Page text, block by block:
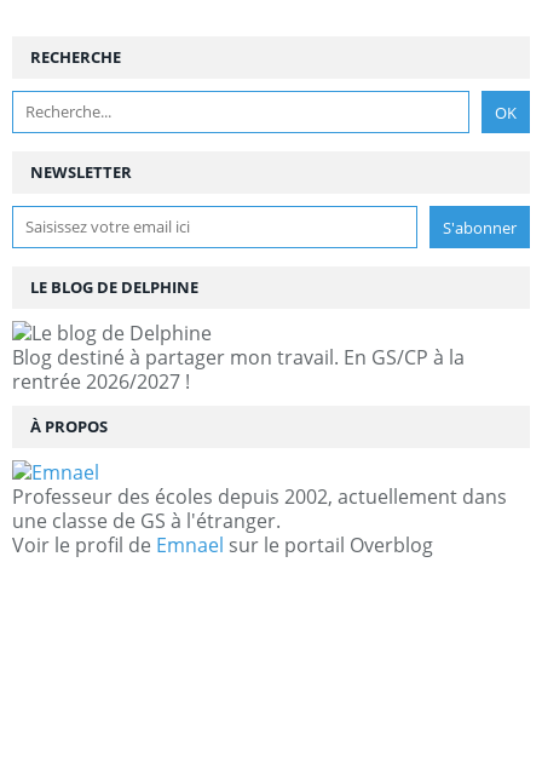
NEWSLETTER
RECHERCHE
LE BLOG DE DELPHINE
Blog destiné à partager mon travail. En GS/CP à la
rentrée 2026/2027 !
À PROPOS
Professeur des écoles depuis 2002, actuellement dans
une classe de GS à l'étranger.
Voir le profil de Emnael sur le portail Overblog